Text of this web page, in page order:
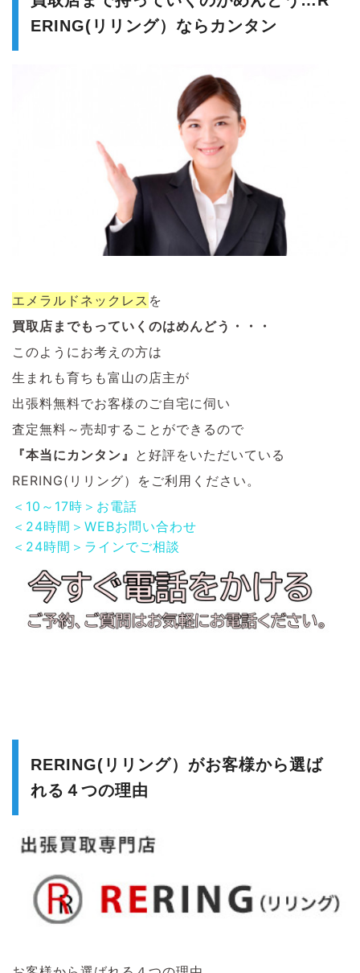
ERING(リリング）ならカンタン
エメラルドネックレス を
買取店までもっていくのはめんどう・・・
このようにお考えの方は
生まれも育ちも富山の店主が
出張料無料でお客様のご自宅に伺い
査定無料～売却することができるので
『本当にカンタン』 と好評をいただいている
RERING(リリング）をご利用ください。
＜10～17時＞お電話
＜24時間＞WEBお問い合わせ
＜24時間＞ラインでご相談
RERING(リリング）がお客様から選ば
れる４つの理由